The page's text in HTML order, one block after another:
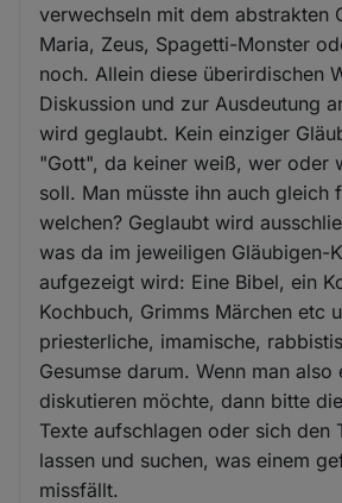
verwechseln mit dem abstrakten
Maria, Zeus, Spagetti-Monster
noch. Allein diese überirdischen
Diskussion und zur Ausdeutung
wird geglaubt. Kein einziger
"Gott", da keiner weiß, wer oder
soll. Man müsste ihn auch gleich
welchen? Geglaubt wird
was da im jeweiligen Gläubigen-
aufgezeigt wird: Eine Bibel, ein
Kochbuch, Grimms Märchen etc
priesterliche, imamische,
Gesumse darum. Wenn man also
diskutieren möchte, dann bitte
Texte aufschlagen oder sich den
lassen und suchen, was einem
missfällt.